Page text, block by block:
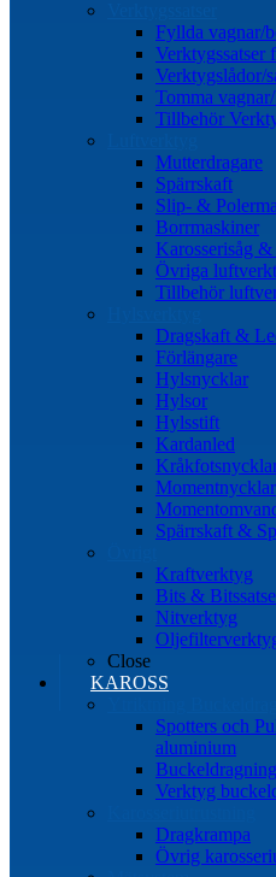
Fyllda vagnar/
Verktygssatser
Verktygslådor/
Tomma
Tillbehör
Mutterdragare
Spärrskaft
Slip- &
Borrmaskiner
Karosserisåg
Övriga
Tillbehör
Dragskaft &
Förlängare
Hylsnycklar
Hylsor
Hylsstift
Kardanled
Momentnycklar
Spärrskaft &
Kraftverktyg
Bits &
Nitverktyg
Close
KAROSS
Spotters och
aluminium
Verktyg
Dragkrampa
Övrig